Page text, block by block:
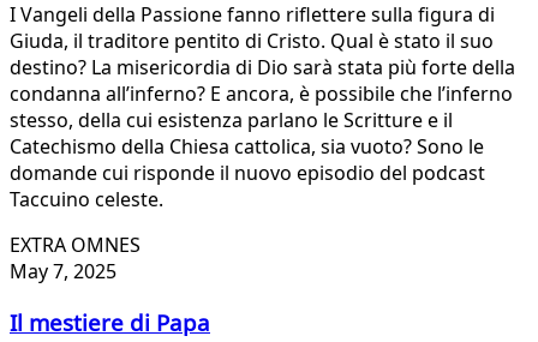
I Vangeli della Passione fanno riflettere sulla figura di
Giuda, il traditore pentito di Cristo. Qual è stato il suo
destino? La misericordia di Dio sarà stata più forte della
condanna all’inferno? E ancora, è possibile che l’inferno
stesso, della cui esistenza parlano le Scritture e il
Catechismo della Chiesa cattolica, sia vuoto? Sono le
domande cui risponde il nuovo episodio del podcast
Taccuino celeste.
EXTRA OMNES
May 7, 2025
Il mestiere di Papa